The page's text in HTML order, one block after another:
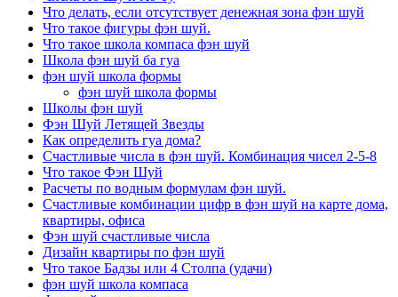
Что делать, если отсутствует денежная зона фэн шуй
Что такое фигуры фэн шуй.
Что такое школа компаса фэн шуй
Школа фэн шуй ба гуа
фэн шуй школа формы
фэн шуй школа формы
Школы фэн шуй
Фэн Шуй Летящей Звезды
Как определить гуа дома?
Счастливые числа в фэн шуй. Комбинация чисел 2-5-8
Что такое Фэн Шуй
Расчеты по водным формулам фэн шуй.
Счастливые комбинации цифр в фэн шуй на карте дома,
квартиры, офиса
Фэн шуй счастливые числа
Дизайн квартиры по фэн шуй
Что такое Бадзы или 4 Столпа (удачи)
фэн шуй школа компаса